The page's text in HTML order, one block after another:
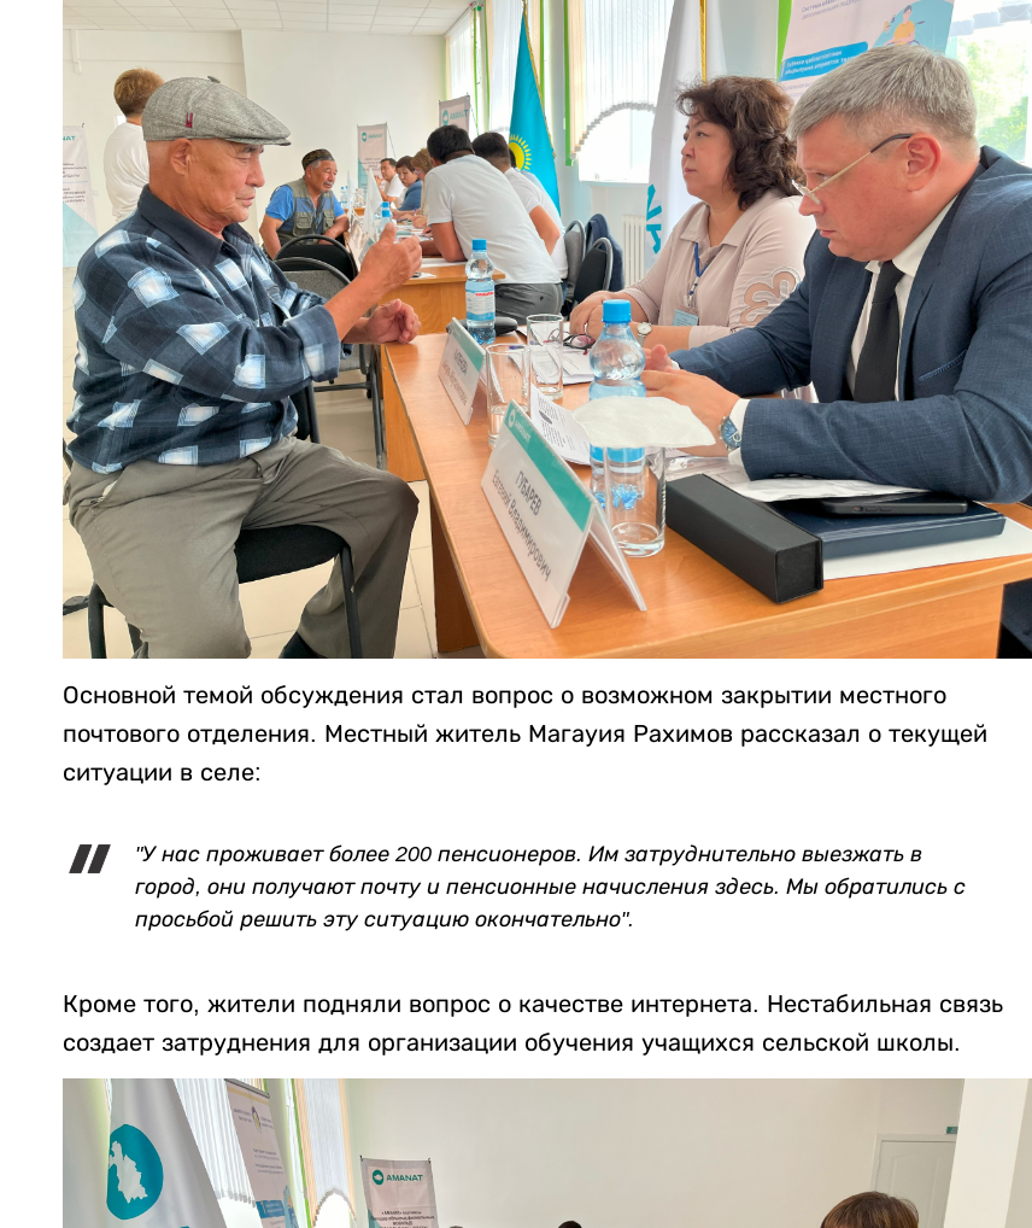
Основной темой обсуждения стал вопрос о возможном закрытии местного
почтового отделения. Местный житель Магауия Рахимов рассказал о текущей
ситуации в селе:
"У нас проживает более 200 пенсионеров. Им затруднительно выезжать в
город, они получают почту и пенсионные начисления здесь. Мы обратились с
просьбой решить эту ситуацию окончательно".
Кроме того, жители подняли вопрос о качестве интернета. Нестабильная связь
создает затруднения для организации обучения учащихся сельской школы.